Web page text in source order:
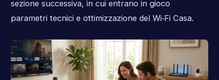
sezione successiva, in cui entrano in gioco
parametri tecnici e ottimizzazione del Wi‑Fi Casa.